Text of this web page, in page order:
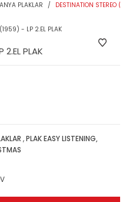
PLAKLAR DESTINATION STEREO
PLAK
,PLAK EASY LISTENING,